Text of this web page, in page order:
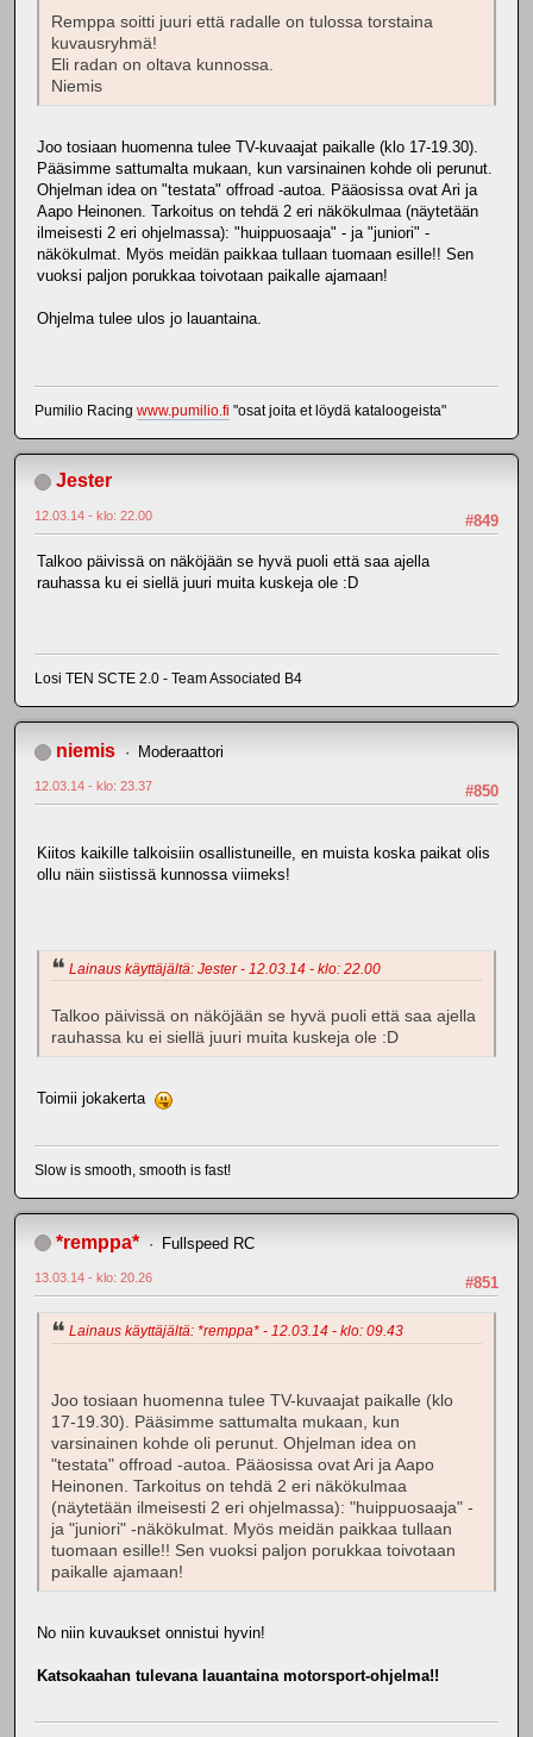
Remppa soitti juuri että radalle on tulossa torstaina
kuvausryhmä!
Eli radan on oltava kunnossa.
Niemis
Joo tosiaan huomenna tulee TV-kuvaajat paikalle (klo 17-19.30).
Pääsimme sattumalta mukaan, kun varsinainen kohde oli perunut.
Ohjelman idea on "testata" offroad -autoa. Pääosissa ovat Ari ja
Aapo Heinonen. Tarkoitus on tehdä 2 eri näkökulmaa (näytetään
ilmeisesti 2 eri ohjelmassa): "huippuosaaja" - ja "juniori" -
näkökulmat. Myös meidän paikkaa tullaan tuomaan esille!! Sen
vuoksi paljon porukkaa toivotaan paikalle ajamaan!
Ohjelma tulee ulos jo lauantaina.
Pumilio Racing www.pumilio.fi "osat joita et löydä kataloogeista"
Jester
#849
12.03.14 - klo: 22.00
Talkoo päivissä on näköjään se hyvä puoli että saa ajella
rauhassa ku ei siellä juuri muita kuskeja ole :D
Losi TEN SCTE 2.0 - Team Associated B4
niemis Moderaattori
#850
12.03.14 - klo: 23.37
Kiitos kaikille talkoisiin osallistuneille, en muista koska paikat olis
ollu näin siistissä kunnossa viimeks!
Lainaus käyttäjältä: Jester - 12.03.14 - klo: 22.00
Talkoo päivissä on näköjään se hyvä puoli että saa ajella
rauhassa ku ei siellä juuri muita kuskeja ole :D
Toimii jokakerta
Slow is smooth, smooth is fast!
*remppa* Fullspeed RC
#851
13.03.14 - klo: 20.26
Lainaus käyttäjältä: *remppa* - 12.03.14 - klo: 09.43
Joo tosiaan huomenna tulee TV-kuvaajat paikalle (klo
17-19.30). Pääsimme sattumalta mukaan, kun
varsinainen kohde oli perunut. Ohjelman idea on
"testata" offroad -autoa. Pääosissa ovat Ari ja Aapo
Heinonen. Tarkoitus on tehdä 2 eri näkökulmaa
(näytetään ilmeisesti 2 eri ohjelmassa): "huippuosaaja" -
ja "juniori" -näkökulmat. Myös meidän paikkaa tullaan
tuomaan esille!! Sen vuoksi paljon porukkaa toivotaan
paikalle ajamaan!
No niin kuvaukset onnistui hyvin!
Katsokaahan tulevana lauantaina motorsport-ohjelma!!